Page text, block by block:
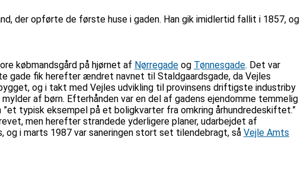
der opførte de første huse i gaden. Han gik imidlertid fallit i 1857, og
købmandsgård på hjørnet af Nørregade og Tønnesgade. Det var
gade fik herefter ændret navnet til Staldgaardsgade, da Vejles
og i takt med Vejles udvikling til provinsens driftigste industriby
af børn. Efterhånden var en del af gadens ejendomme temmelig
typisk eksempel på et boligkvarter fra omkring århundredeskiftet.”
men herefter strandede yderligere planer, udarbejdet af
i marts 1987 var saneringen stort set tilendebragt, så Vejle Amts